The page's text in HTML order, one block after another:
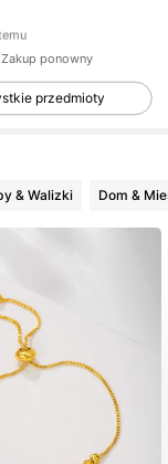
Zakup ponowny
przedmioty
& Walizki Dom